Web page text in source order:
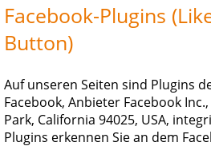
Facebook-Plugins
Button)
Auf unseren Seiten sind Plugins
Facebook, Anbieter Facebook
Park, California 94025, USA,
Plugins erkennen Sie an dem